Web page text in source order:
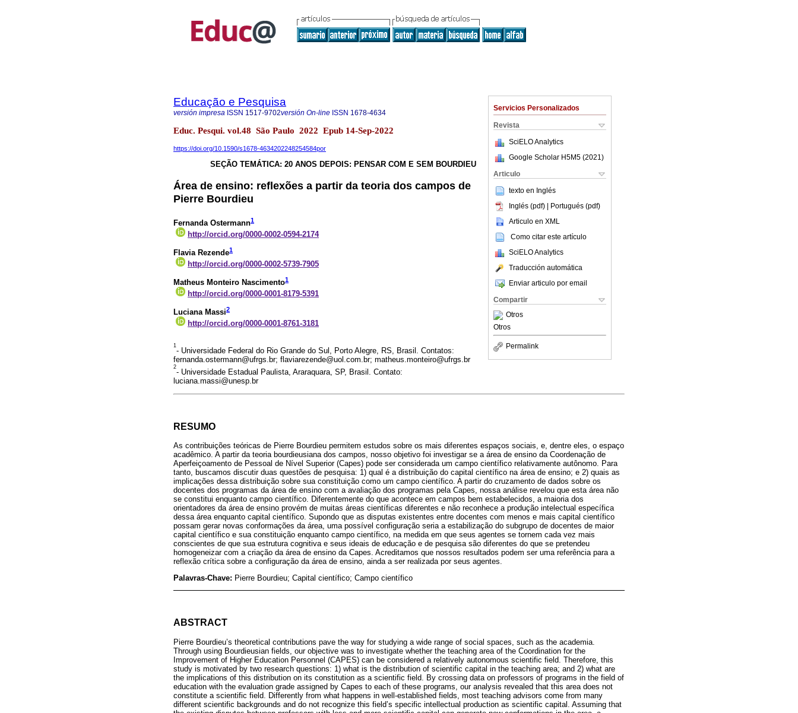
Servicios Personalizados
Revista
SciELO Analytics
Google Scholar H5M5 (2021 )
Articulo
texto en Inglés
Inglés (pdf) | Portugués (pdf)
Articulo en XML
Como citar este artículo
SciELO Analytics
Traducción automática
Enviar articulo por email
Compartir
Otros
Otros
Permalink
Educação e Pesquisa
versión impresa ISSN 1517-9702versión On-line ISSN 1678-4634
Educ. Pesqui. vol.48 São Paulo 2022 Epub 14-Sep-2022
https://doi.org/10.1590/s1678-4634202248254584por
SEÇÃO TEMÁTICA: 20 ANOS DEPOIS: PENSAR COM E SEM BOURDIEU
Área de ensino: reflexões a partir da teoria dos campos de
Pierre Bourdieu
Fernanda Ostermann1
http://orcid.org/0000-0002-0594-2174
Flavia Rezende1
http://orcid.org/0000-0002-5739-7905
Matheus Monteiro Nascimento1
http://orcid.org/0000-0001-8179-5391
Luciana Massi2
http://orcid.org/0000-0001-8761-3181
1
- Universidade Federal do Rio Grande do Sul, Porto Alegre, RS, Brasil. Contatos:
fernanda.ostermann@ufrgs.br; flaviarezende@uol.com.br; matheus.monteiro@ufrgs.br
2
- Universidade Estadual Paulista, Araraquara, SP, Brasil. Contato:
luciana.massi@unesp.br
RESUMO
As contribuições teóricas de Pierre Bourdieu permitem estudos sobre os mais diferentes espaços sociais, e, dentre eles, o espaço
acadêmico. A partir da teoria bourdieusiana dos campos, nosso objetivo foi investigar se a área de ensino da Coordenação de
Aperfeiçoamento de Pessoal de Nível Superior (Capes) pode ser considerada um campo científico relativamente autônomo. Para
tanto, buscamos discutir duas questões de pesquisa: 1) qual é a distribuição do capital científico na área de ensino; e 2) quais as
implicações dessa distribuição sobre sua constituição como um campo científico. A partir do cruzamento de dados sobre os
docentes dos programas da área de ensino com a avaliação dos programas pela Capes, nossa análise revelou que esta área não
se constitui enquanto campo científico. Diferentemente do que acontece em campos bem estabelecidos, a maioria dos
orientadores da área de ensino provém de muitas áreas científicas diferentes e não reconhece a produção intelectual específica
dessa área enquanto capital científico. Supondo que as disputas existentes entre docentes com menos e mais capital científico
possam gerar novas conformações da área, uma possível configuração seria a estabilização do subgrupo de docentes de maior
capital científico e sua constituição enquanto campo científico, na medida em que seus agentes se tornem cada vez mais
conscientes de que sua estrutura cognitiva e seus ideais de educação e de pesquisa são diferentes do que se pretendeu
homogeneizar com a criação da área de ensino da Capes. Acreditamos que nossos resultados podem ser uma referência para a
reflexão crítica sobre a configuração da área de ensino, ainda a ser realizada por seus agentes.
Palavras-Chave: Pierre Bourdieu; Capital científico; Campo científico
ABSTRACT
Pierre Bourdieu’s theoretical contributions pave the way for studying a wide range of social spaces, such as the academia.
Through using Bourdieusian fields, our objective was to investigate whether the teaching area of the Coordination for the
Improvement of Higher Education Personnel (CAPES) can be considered a relatively autonomous scientific field. Therefore, this
study is motivated by two research questions: 1) what is the distribution of scientific capital in the teaching area; and 2) what are
the implications of this distribution on its constitution as a scientific field. By crossing data on professors of programs in the field of
education with the evaluation grade assigned by Capes to each of these programs, our analysis revealed that this area does not
constitute a scientific field. Differently from what happens in well-established fields, most teaching advisors come from many
different scientific backgrounds and do not recognize this field’s specific intellectual production as scientific capital. Assuming that